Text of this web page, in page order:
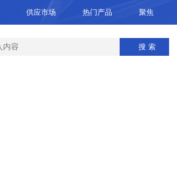
供应市场 热门产品 聚焦